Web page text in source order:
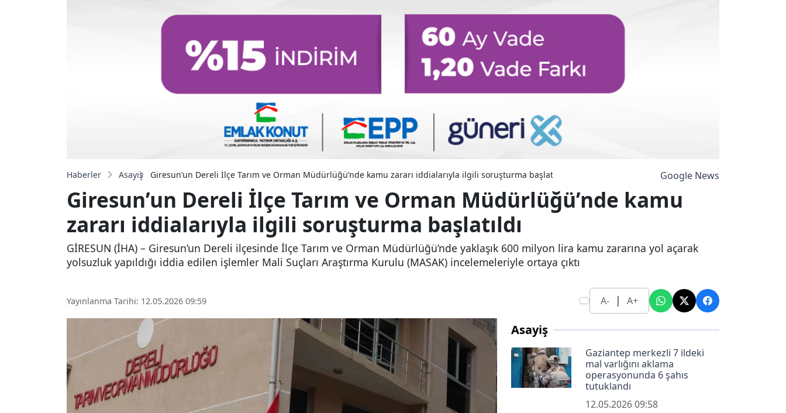
Haberler Asayiş Giresun’un Dereli İlçe Tarım ve Orman Müdürlüğü’nde kamu zararı iddialarıyla ilgili soruşturma başlatıldı Google News
Giresun’un Dereli İlçe Tarım ve Orman Müdürlüğü’nde kamu
zararı iddialarıyla ilgili soruşturma başlatıldı
GİRESUN (İHA) – Giresun’un Dereli ilçesinde İlçe Tarım ve Orman Müdürlüğü’nde yaklaşık 600 milyon lira kamu zararına yol açarak
yolsuzluk yapıldığı iddia edilen işlemler Mali Suçları Araştırma Kurulu (MASAK) incelemeleriyle ortaya çıktı
Yayınlanma Tarihi: 12.05.2026 09:59 A- | A+
Asayiş
Gaziantep merkezli 7 ildeki
mal varlığını aklama
operasyonunda 6 şahıs
tutuklandı
12.05.2026 09:58